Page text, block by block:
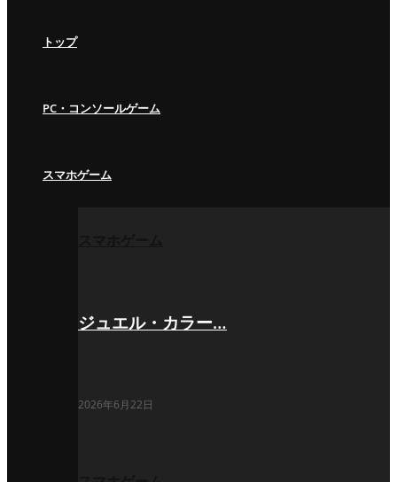
トップ
PC・コンソールゲーム
スマホゲーム
ジュエル・カラー…
2026年6月22日